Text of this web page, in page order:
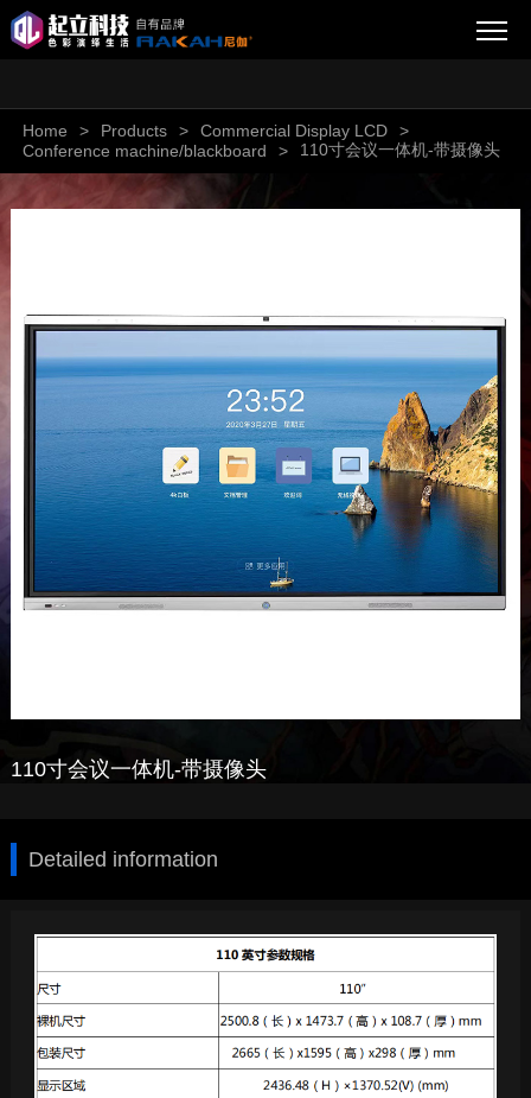
Home > Products > Commercial Display LCD
>
Conference machine/blackboard
> 110寸会议一体机-带摄像头
110寸会议一体机-带摄像头
Detailed information